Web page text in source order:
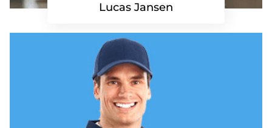
Lucas Jansen